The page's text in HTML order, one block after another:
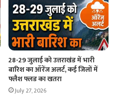
28-29 जुलाई को उत्तराखंड में भारी
बारिश का ऑरेंज अलर्ट, कई जिलों में
फ्लैश फ्लड का खतरा
July 27, 2026